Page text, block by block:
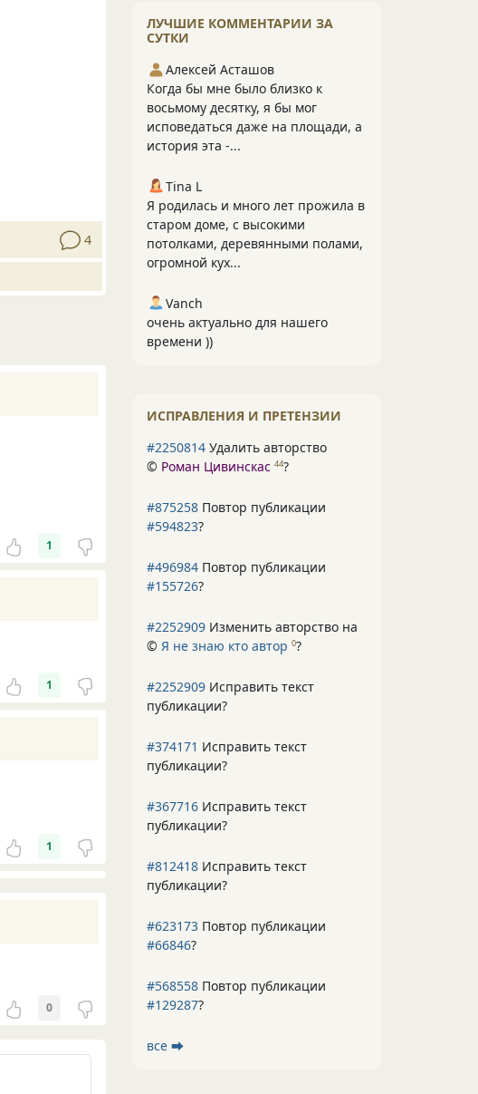
4
1
1
1
0
ЛУЧШИЕ КОММЕНТАРИИ ЗА
СУТКИ
Алексей Асташов
Когда бы мне было близко к
восьмому десятку, я бы мог
исповедаться даже на площади, а
история эта -...
Tina L
Я родилась и много лет прожила в
старом доме, с высокими
потолками, деревянными полами,
огромной кух...
Vanch
очень актуально для нашего
времени ))
ИСПРАВЛЕНИЯ И ПРЕТЕНЗИИ
#2250814 Удалить авторство
© Роман Цивинскас 44?
#875258 Повтор публикации
#594823?
#496984 Повтор публикации
#155726?
#2252909 Изменить авторство на
© Я не знаю кто автор 0?
#2252909 Исправить текст
публикации?
#374171 Исправить текст
публикации?
#367716 Исправить текст
публикации?
#812418 Исправить текст
публикации?
#623173 Повтор публикации
#66846?
#568558 Повтор публикации
#129287?
все ⮕